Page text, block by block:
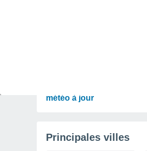
météo à jour
Principales villes